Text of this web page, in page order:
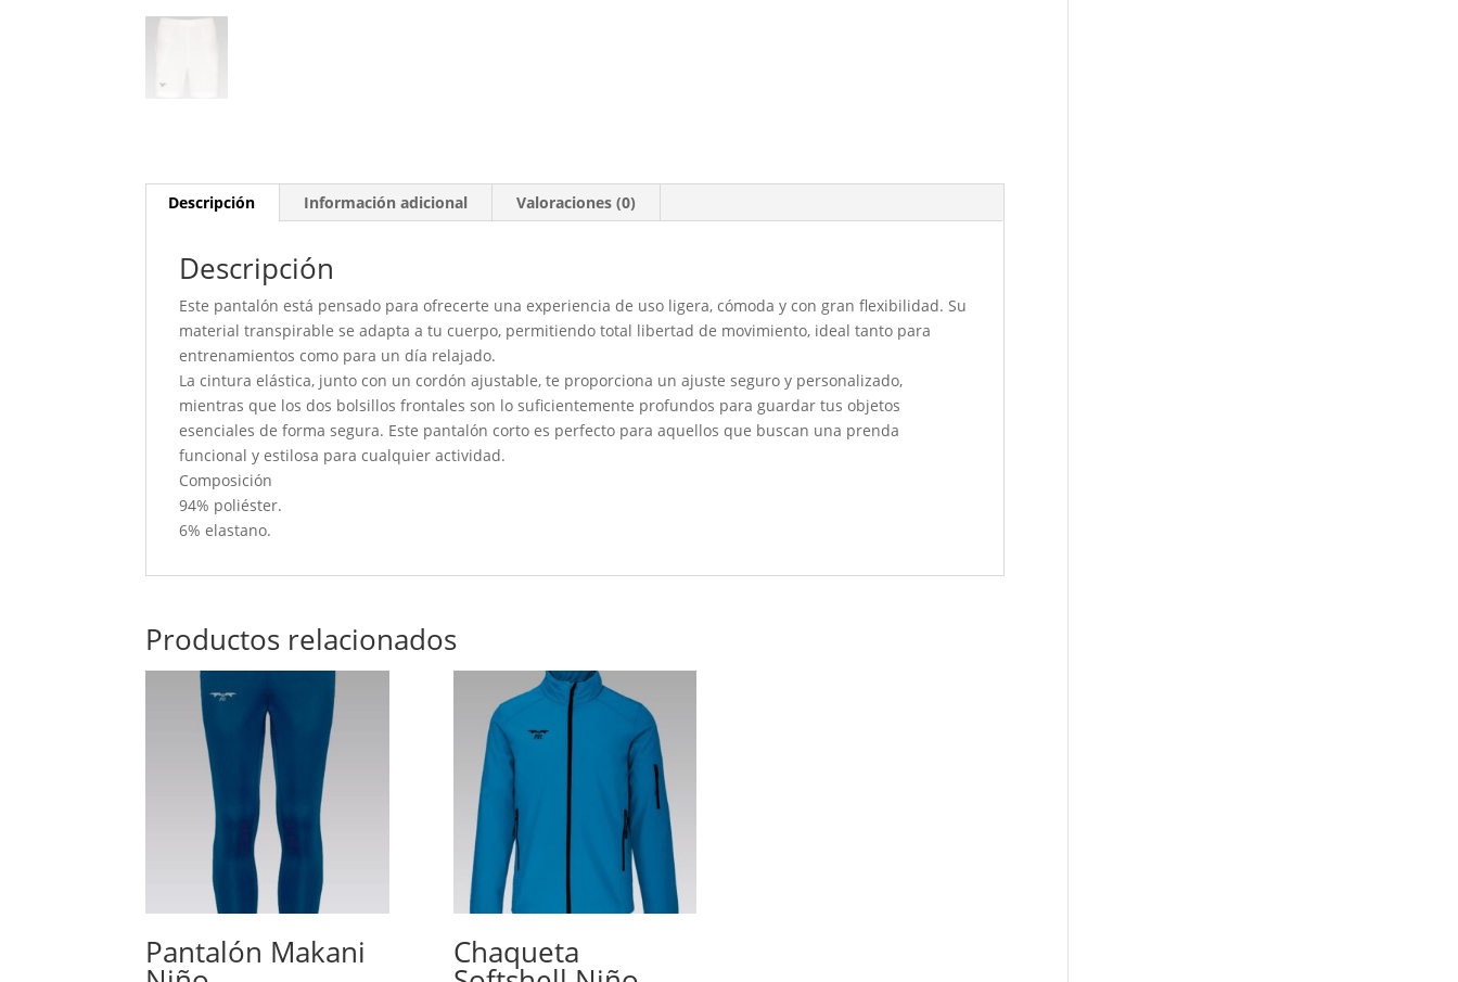
Descripción Información adicional Valoraciones (0)
Descripción
Este pantalón está pensado para ofrecerte una experiencia de uso ligera, cómoda y con gran flexibilidad. Su
material transpirable se adapta a tu cuerpo, permitiendo total libertad de movimiento, ideal tanto para
entrenamientos como para un día relajado.
La cintura elástica, junto con un cordón ajustable, te proporciona un ajuste seguro y personalizado,
mientras que los dos bolsillos frontales son lo suficientemente profundos para guardar tus objetos
esenciales de forma segura. Este pantalón corto es perfecto para aquellos que buscan una prenda
funcional y estilosa para cualquier actividad.
Composición
94% poliéster.
6% elastano.
Productos relacionados
Pantalón Makani Chaqueta